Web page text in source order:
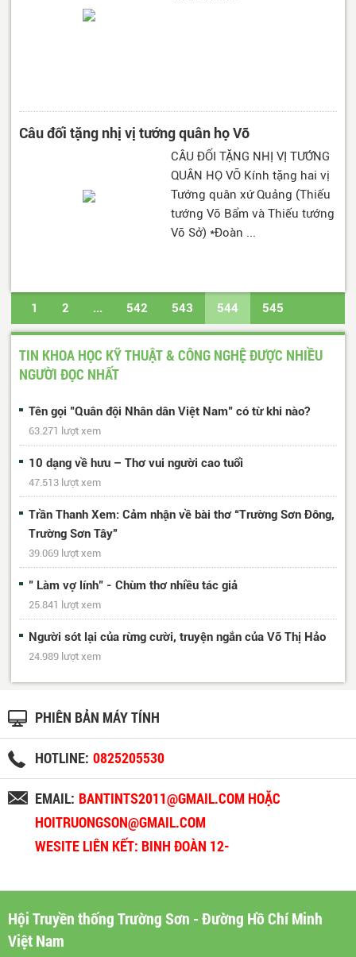
Câu đối tặng nhị vị tướng quân họ Võ
CÂU ĐỐI TẶNG NHỊ VỊ TƯỚNG
QUÂN HỌ VÕ Kính tặng hai vị
Tướng quân xứ Quảng (Thiếu
tướng Võ Bẩm và Thiếu tướng
Võ Sở) *Đoàn ...
1 2 ... 542 543 544 545
546 ... 617 618 Trang cuối
TIN KHOA HỌC KỸ THUẬT & CÔNG NGHỆ ĐƯỢC NHIỀU
NGƯỜI ĐỌC NHẤT
Tên gọi "Quân đội Nhân dân Việt Nam" có từ khi nào?
63.271 lượt xem
10 dạng về hưu – Thơ vui người cao tuổi
47.513 lượt xem
Trần Thanh Xem: Cảm nhận về bài thơ “Trường Sơn Đông,
Trường Sơn Tây”
39.069 lượt xem
" Làm vợ lính" - Chùm thơ nhiều tác giả
25.841 lượt xem
Người sót lại của rừng cười, truyện ngắn của Võ Thị Hảo
24.989 lượt xem
PHIÊN BẢN MÁY TÍNH
HOTLINE: 0825205530
EMAIL: BANTINTS2011@GMAIL.COM HOẶC
HOITRUONGSON@GMAIL.COM
WESITE LIÊN KẾT: BINH ĐOÀN 12-
Hội Truyền thống Trường Sơn - Đường Hồ Chí Minh
Việt Nam